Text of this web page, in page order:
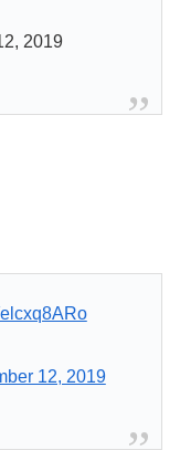
2019
12, 2019